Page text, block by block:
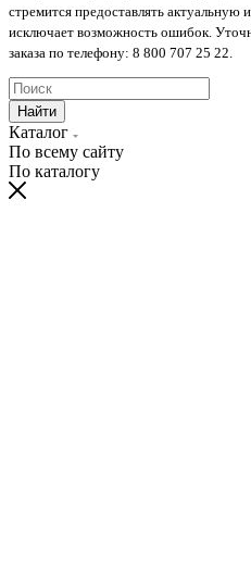
стремится предоставлять
исключает возможность ошибок.
заказа по телефону: 8 800 707 25 22.
Найти
Каталог
По всему сайту
По каталогу